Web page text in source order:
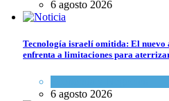
6 agosto 2026
Tecnología israelí omitida: El nuevo
enfrenta a limitaciones para
6 agosto 2026